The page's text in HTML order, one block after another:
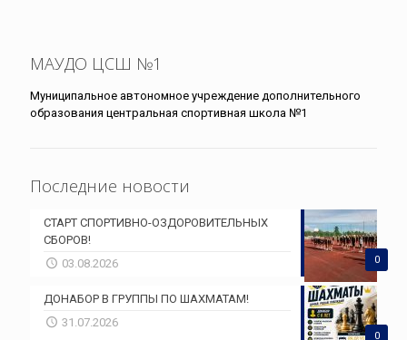
МАУДО ЦСШ №1
Муниципальное автономное учреждение дополнительного
образования центральная спортивная школа №1
Последние новости
0
СТАРТ СПОРТИВНО-ОЗДОРОВИТЕЛЬНЫХ
СБОРОВ!
03.08.2026
0
ДОНАБОР В ГРУППЫ ПО ШАХМАТАМ!
31.07.2026